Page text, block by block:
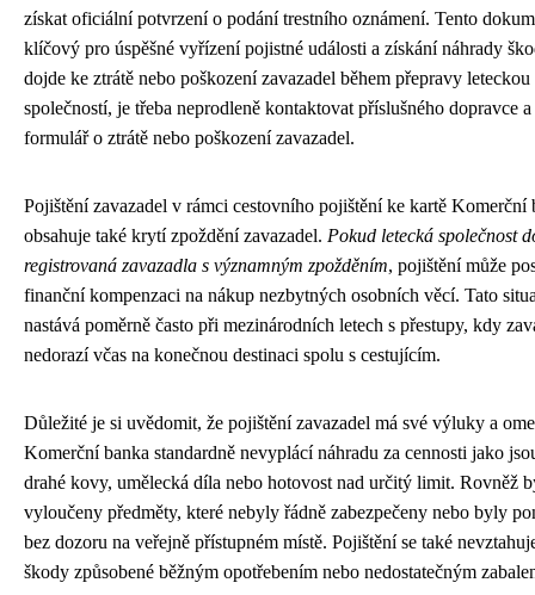
získat oficiální potvrzení o podání trestního oznámení. Tento
klíčový pro úspěšné vyřízení pojistné události a získání náhrady
dojde ke ztrátě nebo poškození zavazadel během přepravy leteckou
společností, je třeba neprodleně kontaktovat příslušného dopravce
formulář o ztrátě nebo poškození zavazadel.
Pojištění zavazadel v rámci cestovního pojištění ke kartě Komerční
obsahuje také krytí zpoždění zavazadel. Pokud letecká společnost
registrovaná zavazadla s významným zpožděním, pojištění může
finanční kompenzaci na nákup nezbytných osobních věcí. Tato
nastává poměrně často při mezinárodních letech s přestupy, kdy
nedorazí včas na konečnou destinaci spolu s cestujícím.
Důležité je si uvědomit, že pojištění zavazadel má své výluky a
Komerční banka standardně nevyplácí náhradu za cennosti jako
drahé kovy, umělecká díla nebo hotovost nad určitý limit. Rovněž
vyloučeny předměty, které nebyly řádně zabezpečeny nebo byly
bez dozoru na veřejně přístupném místě. Pojištění se také
škody způsobené běžným opotřebením nebo nedostatečným